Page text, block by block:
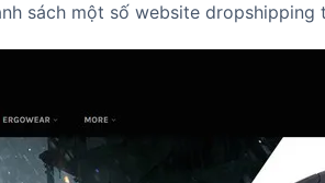
sách một số website dropshipping